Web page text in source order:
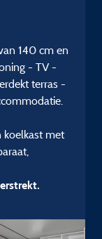
140 cm en
- TV -
terras -
koelkast met